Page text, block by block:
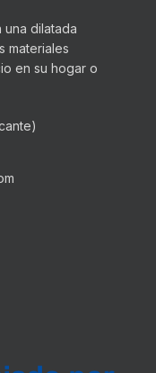
una dilatada
materiales
en su hogar o